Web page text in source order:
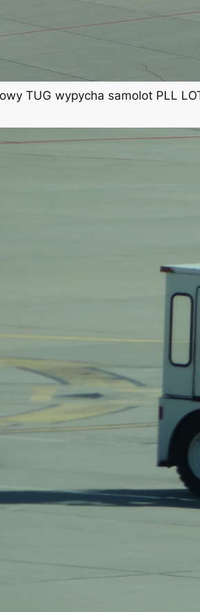
TUG wypycha samolot PLL